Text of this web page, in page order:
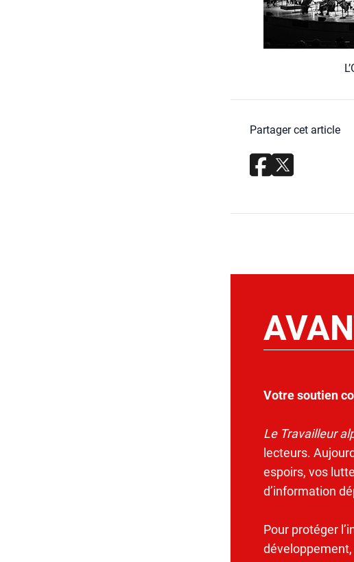
Partager cet article
Votre soutien
Le Travailleur
lecteurs.
espoirs, vos
d’information
Pour protéger